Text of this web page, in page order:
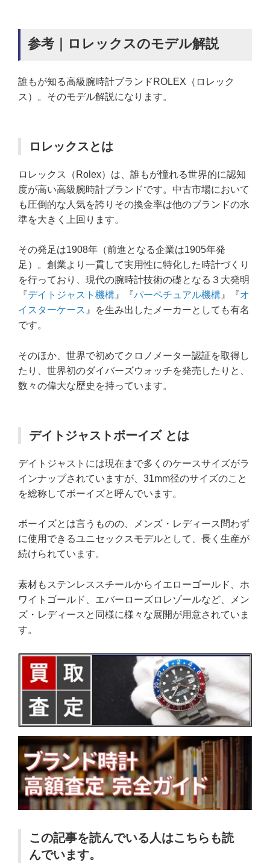
参考｜ロレックスのモデル解説
誰もが知る高級腕時計ブランドROLEX（ロレック
ス）。そのモデル解説になります。
ロレックスとは
ロレックス（Rolex）は、誰もが憧れる世界的に認知
度が高い高級腕時計ブランドです。中古市場において
も圧倒的な人気を誇りその換金率は他のブランドの水
準を大きく上回ります。
その発足は1908年（前進となる企業は1905年発
足）。創業より一貫して実用性に特化した時計づくり
を行っており、現代の腕時計技術の礎となる３大発明
『デイトジャスト機構 』『パーペチュアル機構 』『オ
イスターケース 』を生み出したメーカーとしても有名
です。
そのほか、世界で初めてクロノメーター認証を取得し
たり、世界初のダイバーズウォッチを発売したりと、
数々の偉大な歴史を持っています。
デイトジャストボーイズ とは
デイトジャストには現在まで多くのケースサイズがラ
インナップされていますが、31mm径のサイズのこと
を総称してボーイズと呼んでいます。
ボーイズとは言うものの、メンズ・レディース問わず
に使用できるユニセックスモデルとして、長く生産が
続けられています。
素材もステンレススチールからイエローゴールド、ホ
ワイトゴールド、エバーローズロレゾールなど、メン
ズ・レディースと同様に様々な展開が用意されていま
す。
この記事を読んでいる人はこちらも読
んでいます。